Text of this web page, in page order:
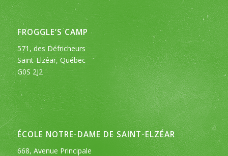
FROGGLE’S CAMP
571, des Défricheurs
Saint-Elzéar, Québec
G0S 2J2
ÉCOLE NOTRE-DAME DE SAINT-ELZÉAR
668, Avenue Principale